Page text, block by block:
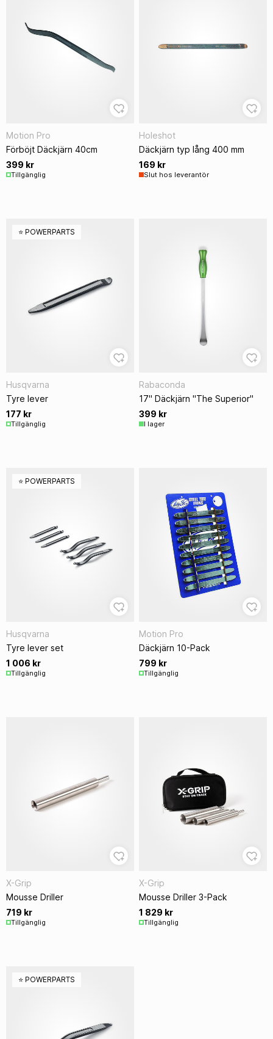
Motion Pro
Förböjt Däckjärn 40cm
399 kr
Tillgänglig
Holeshot
Däckjärn typ lång 400 mm
169 kr
Slut hos leverantör
⭐️ POWERPARTS
Husqvarna
Tyre lever
177 kr
Tillgänglig
Rabaconda
17" Däckjärn "The Superior"
399 kr
I lager
⭐️ POWERPARTS
Husqvarna
Tyre lever set
1 006 kr
Tillgänglig
Motion Pro
Däckjärn 10-Pack
799 kr
Tillgänglig
X-Grip
Mousse Driller
719 kr
Tillgänglig
X-Grip
Mousse Driller 3-Pack
1 829 kr
Tillgänglig
⭐️ POWERPARTS